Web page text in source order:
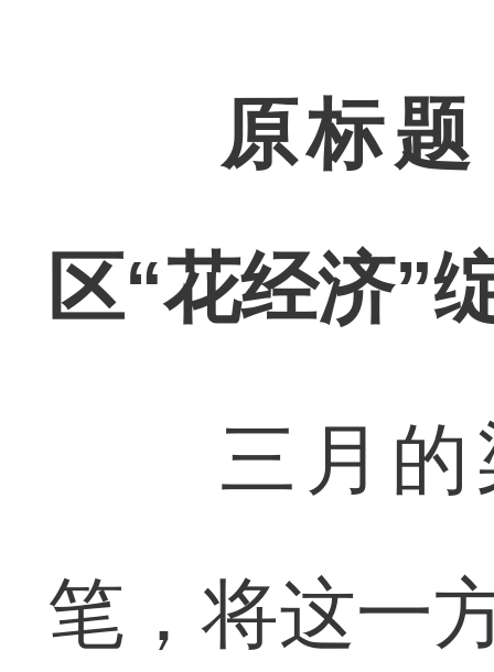
原标
区“花经济”
三月的梁
笔，将这一